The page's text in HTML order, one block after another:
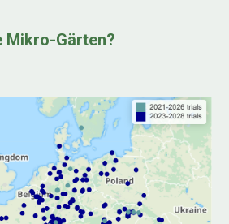
Mikro-Gärten?